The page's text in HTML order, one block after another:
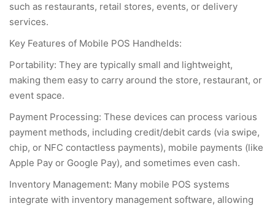
such as restaurants, retail stores, events, or delivery
services.
Key Features of Mobile POS Handhelds:
Portability: They are typically small and lightweight,
making them easy to carry around the store, restaurant, or
event space.
Payment Processing: These devices can process various
payment methods, including credit/debit cards (via swipe,
chip, or NFC contactless payments), mobile payments (like
Apple Pay or Google Pay), and sometimes even cash.
Inventory Management: Many mobile POS systems
integrate with inventory management software, allowing